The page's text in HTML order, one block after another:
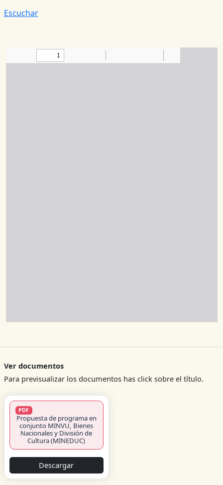
Escuchar
Ver documentos
Para previsualizar los documentos has click sobre el título.
PDF
Propuesta de programa en
conjunto MINVU, Bienes
Nacionales y División de
Cultura (MINEDUC)
Descargar